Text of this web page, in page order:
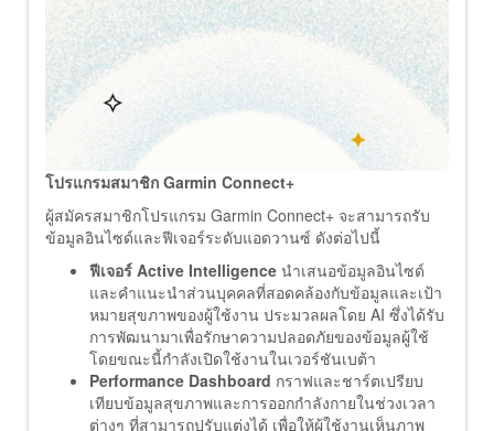
โปรแกรมสมาชิก Garmin Connect+
ผู้สมัครสมาชิกโปรแกรม Garmin Connect+ จะสามารถรับ
ข้อมูลอินไซด์และฟีเจอร์ระดับแอดวานซ์ ดังต่อไปนี้
ฟีเจอร์ Active Intelligence นำเสนอข้อมูลอินไซด์
และคำแนะนำส่วนบุคคลที่สอดคล้องกับข้อมูลและเป้า
หมายสุขภาพของผู้ใช้งาน ประมวลผลโดย AI ซึ่งได้รับ
การพัฒนามาเพื่อรักษาความปลอดภัยของข้อมูลผู้ใช้
โดยขณะนี้กำลังเปิดใช้งานในเวอร์ชันเบต้า
Performance Dashboard กราฟและชาร์ตเปรียบ
เทียบข้อมูลสุขภาพและการออกกำลังกายในช่วงเวลา
ต่างๆ ที่สามารถปรับแต่งได้ เพื่อให้ผู้ใช้งานเห็นภาพ